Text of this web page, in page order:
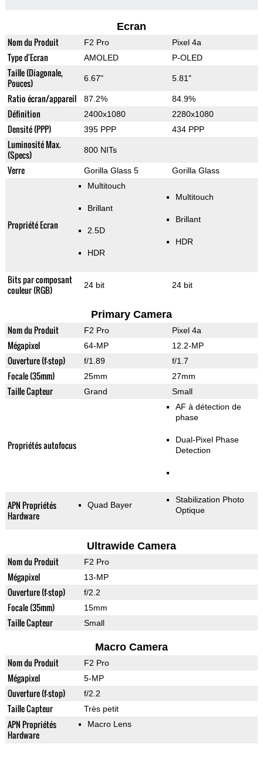
Ecran
Nom du Produit F2 Pro Pixel 4a
Type d'Ecran AMOLED P-OLED
Taille (Diagonale,
Pouces)
6.67" 5.81"
Ratio écran/appareil 87.2% 84.9%
Définition 2400x1080 2280x1080
Densité (PPP) 395 PPP 434 PPP
Luminosité Max.
(Specs)
800 NITs
Verre Gorilla Glass 5 Gorilla Glass
Propriété Ecran
Multitouch
Brillant
2.5D
HDR
Multitouch
Brillant
HDR
Bits par composant
couleur (RGB)
24 bit 24 bit
Primary Camera
Nom du Produit F2 Pro Pixel 4a
Mégapixel 64-MP 12.2-MP
Ouverture (f-stop) f/1.89 f/1.7
Focale (35mm) 25mm 27mm
Taille Capteur Grand Small
Propriétés autofocus
AF à détection de
phase
Dual-Pixel Phase
Detection
APN Propriétés
Hardware
Quad Bayer
Stabilization Photo
Optique
Ultrawide Camera
Nom du Produit F2 Pro
Mégapixel 13-MP
Ouverture (f-stop) f/2.2
Focale (35mm) 15mm
Taille Capteur Small
Macro Camera
Nom du Produit F2 Pro
Mégapixel 5-MP
Ouverture (f-stop) f/2.2
Taille Capteur Très petit
APN Propriétés
Hardware
Macro Lens